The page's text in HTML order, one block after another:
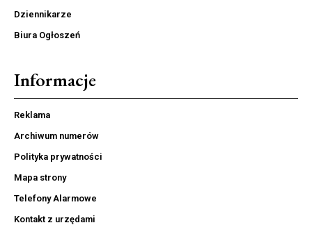
Dziennikarze
Biura Ogłoszeń
Informacje
Reklama
Archiwum numerów
Polityka prywatności
Mapa strony
Telefony Alarmowe
Kontakt z urzędami